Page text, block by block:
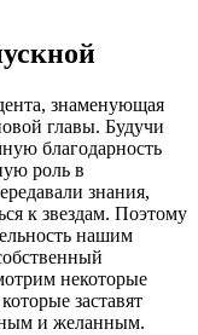
знаменующая
главы. Будучи
благодарность
роль в
знания,
к звездам. Поэтому
нашим
некоторые
заставят
и желанным.